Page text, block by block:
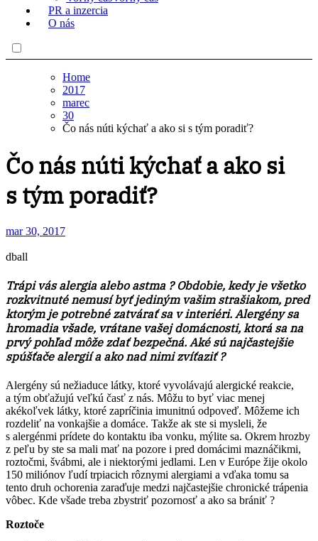
PR a inzercia
O nás
Home
2017
marec
30
Čo nás núti kýchať a ako si s tým poradiť?
Čo nás núti kýchať a ako si
s tým poradiť?
mar 30, 2017
dball
Trápi vás alergia alebo astma ? Obdobie, kedy je všetko
rozkvitnuté nemusí byť jediným vašim strašiakom, pred
ktorým je potrebné zatvárať sa v interiéri. Alergény sa
hromadia všade, vrátane vašej domácnosti, ktorá sa na
prvý pohľad môže zdať bezpečná. Aké sú najčastejšie
spúšťače alergií a ako nad nimi zvíťaziť ?
Alergény sú nežiaduce látky, ktoré vyvolávajú alergické reakcie,
a tým obťažujú veľkú časť z nás. Môžu to byť viac menej
akékoľvek látky, ktoré zapríčinia imunitnú odpoveď. Môžeme ich
rozdeliť na vonkajšie a domáce. Takže ak ste si mysleli, že
s alergénmi prídete do kontaktu iba vonku, mýlite sa. Okrem hrozby
z peľu by ste sa mali mať na pozore i pred domácimi maznáčikmi,
roztočmi, švábmi, ale i niektorými jedlami. Len v Európe žije okolo
150 miliónov ľudí trpiacich rôznymi alergiami a vďaka tomu sa
tento druh ochorenia zaraďuje medzi najčastejšie chronické trápenia
vôbec. Kde všade treba zbystriť pozornosť a ako sa brániť ?
Roztoče